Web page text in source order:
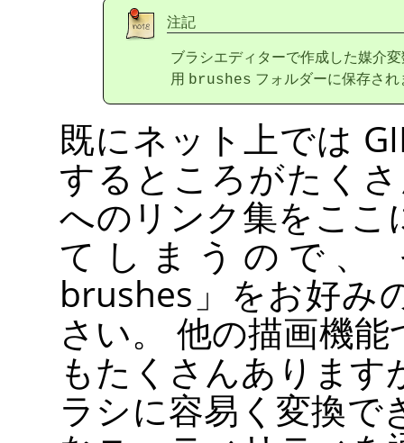
注記
ブラシエディターで作成した媒介
用 brushes フォルダーに保存され
既にネット上では
するところがたく
へのリンク集をこ
てしまうので
brushes 」 をお好み
さい。 他の描画機
もたくさんありま
ラシに容易く変換で